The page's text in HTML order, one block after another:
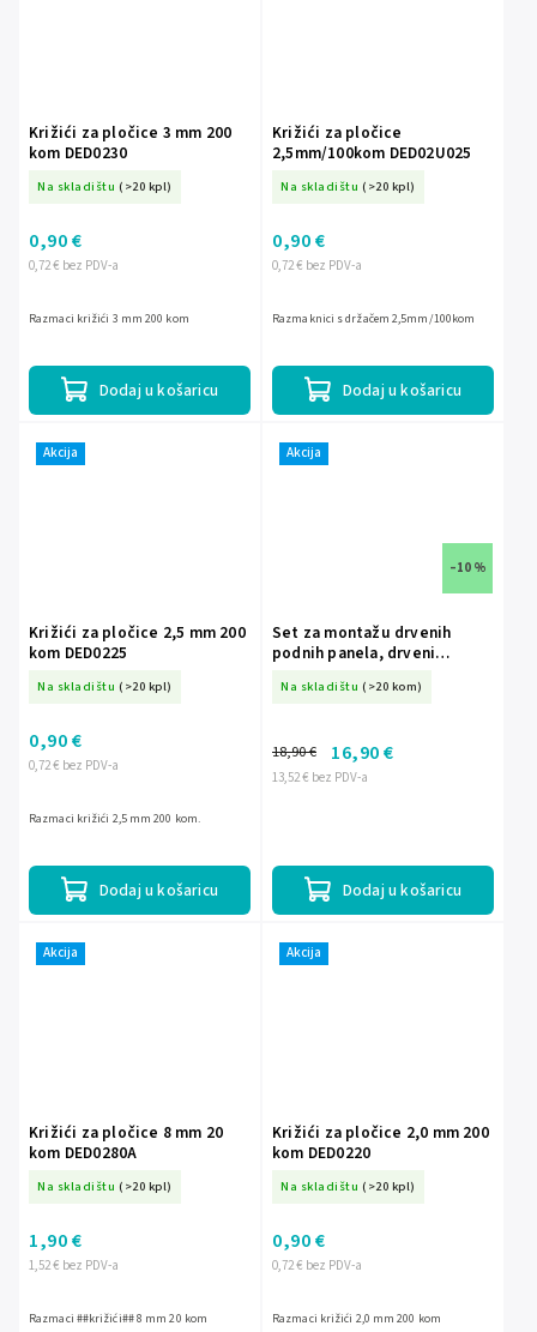
Križići za pločice 3 mm 200
kom DED0230
Na skladištu (>20 kpl)
0,72 € bez PDV-a
0,90 €
Dodaj u košaricu
Razmaci križići 3 mm 200 kom
Križići za pločice
2,5mm/100kom DED02U025
Na skladištu (>20 kpl)
0,72 € bez PDV-a
0,90 €
Dodaj u košaricu
Razmaknici s držačem 2,5mm/100kom
Akcija
Križići za pločice 2,5 mm 200
kom DED0225
Na skladištu (>20 kpl)
0,72 € bez PDV-a
0,90 €
Dodaj u košaricu
Razmaci križići 2,5 mm 200 kom.
Akcija
–10 %
Set za montažu drvenih
podnih panela, drveni
Na skladištu (>20 kom)
13,52 € bez PDV-a
18,90 € 16,90 €
Dodaj u košaricu
Akcija
Križići za pločice 8 mm 20
kom DED0280A
Na skladištu (>20 kpl)
1,52 € bez PDV-a
1,90 €
Razmaci ##križići## 8 mm 20 kom
Akcija
Križići za pločice 2,0 mm 200
kom DED0220
Na skladištu (>20 kpl)
0,72 € bez PDV-a
0,90 €
Razmaci križići 2,0 mm 200 kom